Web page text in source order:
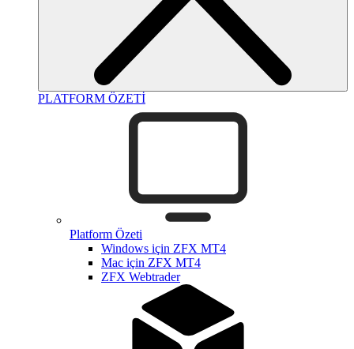
PLATFORM ÖZETİ
Platform Özeti
Windows için ZFX MT4
Mac için ZFX MT4
ZFX Webtrader